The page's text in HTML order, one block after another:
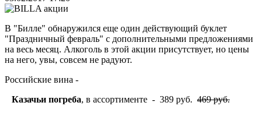
В "Билле" обнаружился еще один действующий буклет
"Праздничный февраль" с дополнительными предложениями
на весь месяц. Алкоголь в этой акции присутствует, но цены
на него, увы, совсем не радуют.
Российские вина -
Казачьи погреба, в ассортименте - 389 руб. 469 руб.